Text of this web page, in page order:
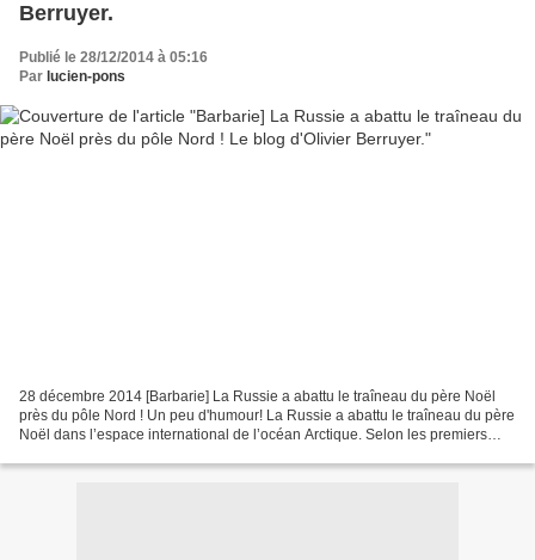
Berruyer.
Publié le 28/12/2014 à 05:16
Par lucien-pons
28 décembre 2014 [Barbarie] La Russie a abattu le traîneau du père Noël
près du pôle Nord ! Un peu d'humour! La Russie a abattu le traîneau du père
Noël dans l’espace international de l’océan Arctique. Selon les premiers